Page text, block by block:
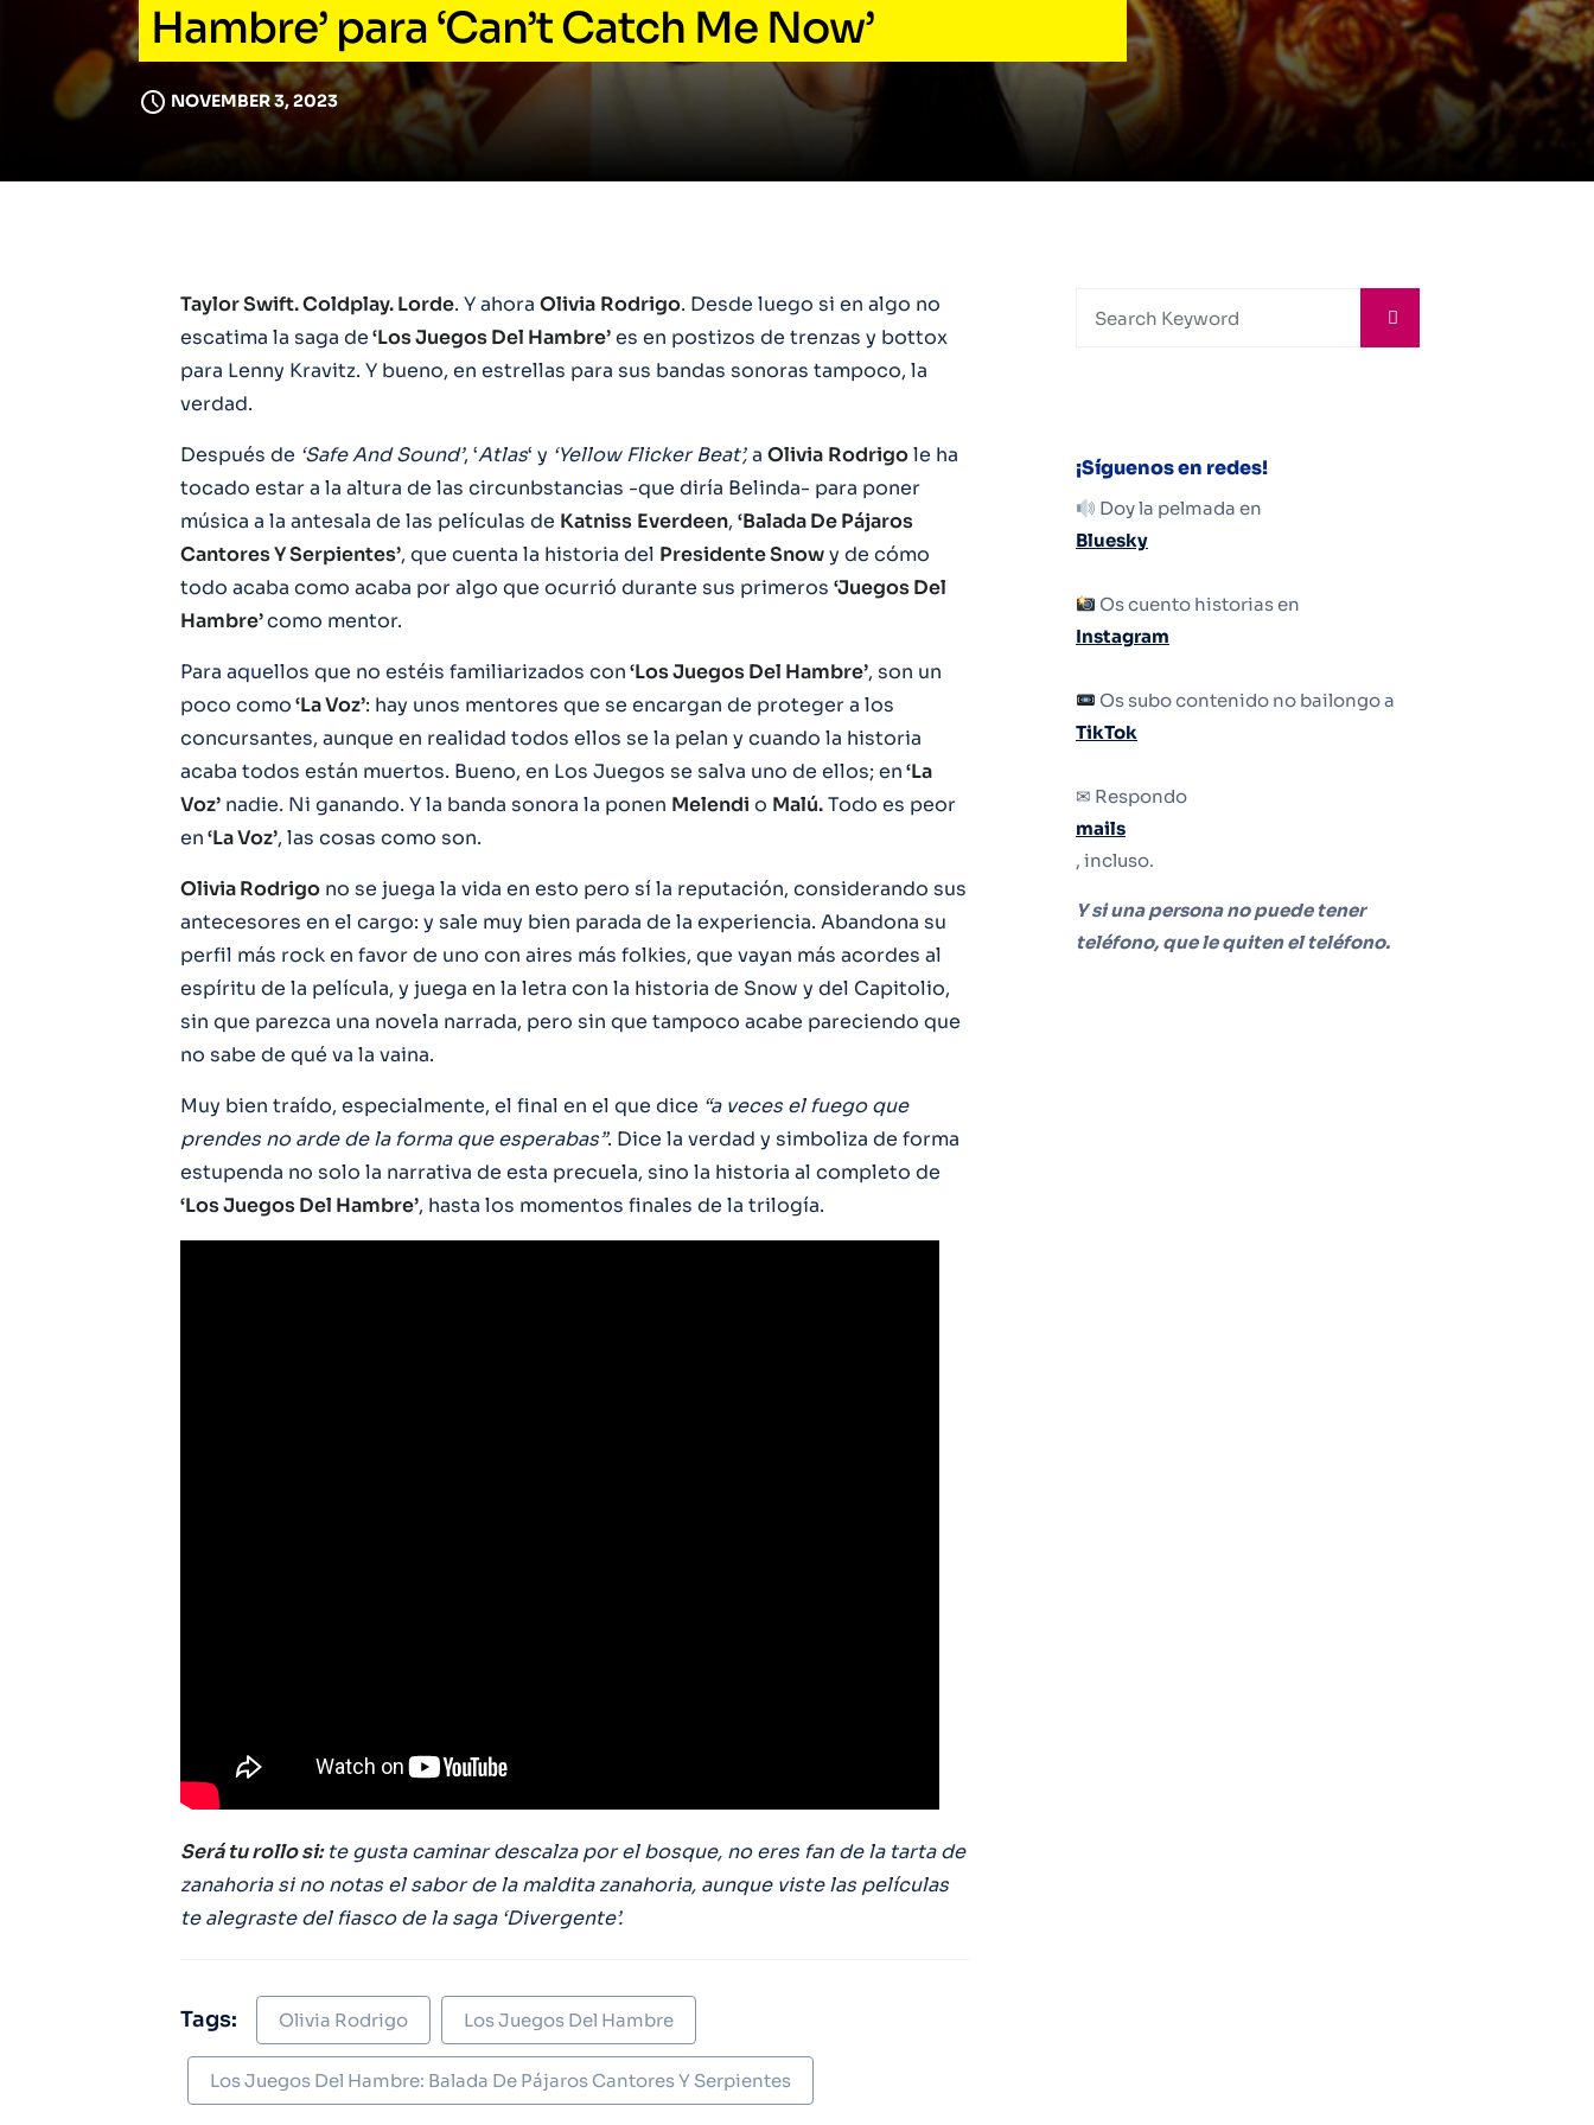
Hambre’ para ‘Can’t Catch Me Now’
NOVEMBER 3, 2023
Taylor Swift. Coldplay. Lorde. Y ahora Olivia Rodrigo. Desde luego si en algo no
escatima la saga de‘Los Juegos Del Hambre’es en postizos de trenzas y bottox
para Lenny Kravitz. Y bueno, en estrellas para sus bandas sonoras tampoco, la
verdad.
Después de ‘Safe And Sound’, ‘Atlas‘ y ‘Yellow Flicker Beat’,a Olivia Rodrigole ha
tocado estar a la altura de las circunbstancias -que diría Belinda- para poner
música a la antesala de las películas de Katniss Everdeen, ‘Balada De Pájaros
Cantores Y Serpientes’, que cuenta la historia del Presidente Snowy de cómo
todo acaba como acaba por algo que ocurrió durante sus primeros ‘Juegos Del
Hambre’como mentor.
Para aquellos que no estéis familiarizados con‘Los Juegos Del Hambre’, son un
poco como‘La Voz’: hay unos mentores que se encargan de proteger a los
concursantes, aunque en realidad todos ellos se la pelan y cuando la historia
acaba todos están muertos. Bueno, en Los Juegos se salva uno de ellos; en‘La
Voz’ nadie. Ni ganando. Y la banda sonora la ponen Melendi o Malú.Todo es peor
en‘La Voz’, las cosas como son.
Olivia Rodrigo no se juega la vida en esto pero sí la reputación, considerando sus
antecesores en el cargo: y sale muy bien parada de la experiencia. Abandona su
perfil más rock en favor de uno con aires más folkies, que vayan más acordes al
espíritu de la película, y juega en la letra con la historia de Snow y del Capitolio,
sin que parezca una novela narrada, pero sin que tampoco acabe pareciendo que
no sabe de qué va la vaina.
Muy bien traído, especialmente, el final en el que dice “a veces el fuego que
prendes no arde de la forma que esperabas”. Dice la verdad y simboliza de forma
estupenda no solo la narrativa de esta precuela, sino la historia al completo de
‘Los Juegos Del Hambre’, hasta los momentos finales de la trilogía.
Será tu rollo si:te gusta caminar descalza por el bosque, no eres fan de la tarta de
zanahoria si no notas el sabor de la maldita zanahoria, aunque viste las películas
te alegraste del fiasco de la saga ‘Divergente’.
Tags: Olivia Rodrigo Los Juegos Del Hambre
Los Juegos Del Hambre: Balada De Pájaros Cantores Y Serpientes
¡Síguenos en redes!
Doy la pelmada en
Bluesky
Os cuento historias en
Instagram
Os subo contenido no bailongo a
TikTok
✉ Respondo
mails
, incluso.
Y si una persona no puede tener
teléfono, que le quiten el teléfono.